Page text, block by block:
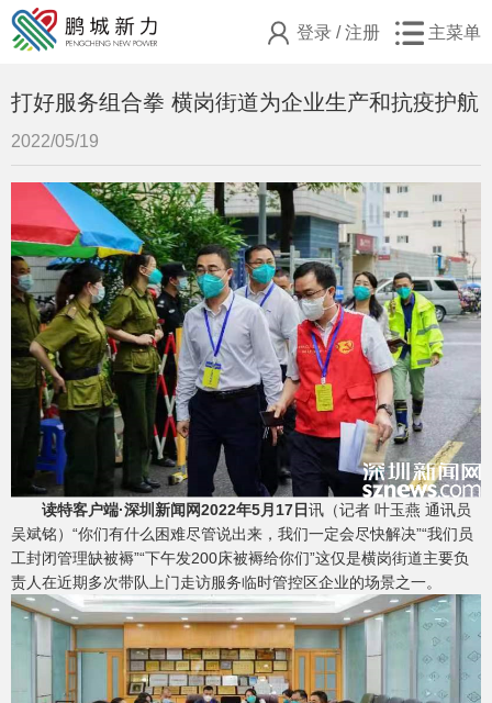
登录 /注册 主菜单
打好服务组合拳 横岗街道为企业生产和抗疫护航
2022/05/19
读特客户端·深圳新闻网2022年5月17日讯 （记者 叶玉燕 通讯员
吴斌铭） “你们有什么困难尽管说出来，我们一定会尽快解决”“我们员
工封闭管理缺被褥”“下午发200床被褥给你们”这仅是横岗街道主要负
责人在近期多次带队上门走访服务临时管控区企业的场景之一。